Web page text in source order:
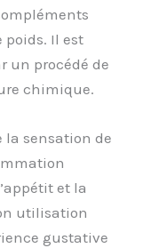
Il est
un procédé de
chimique.
la sensation de
et la
utilisation
gustative